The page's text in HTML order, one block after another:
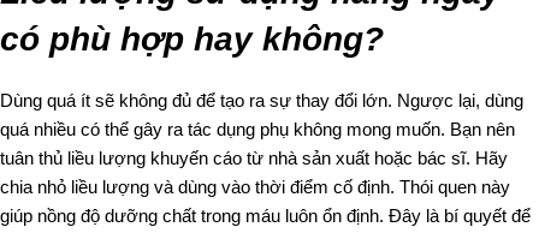
có phù hợp hay không?
Dùng quá ít sẽ không đủ để tạo ra sự thay đổi lớn. Ngược lại, dùng
quá nhiều có thể gây ra tác dụng phụ không mong muốn. Bạn nên
tuân thủ liều lượng khuyến cáo từ nhà sản xuất hoặc bác sĩ. Hãy
chia nhỏ liều lượng và dùng vào thời điểm cố định. Thói quen này
giúp nồng độ dưỡng chất trong máu luôn ổn định. Đây là bí quyết để